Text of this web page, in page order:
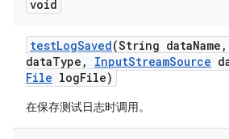
void
testLogSaved(String dataName ,
dataType , InputStreamSource
File logFile)
在保存测试日志时调用。